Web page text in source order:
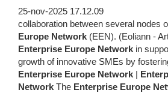
25-nov-2025 17.12.09
collaboration between several nodes
Europe Network (EEN). (Eoliann -
Enterprise Europe Network in
growth of innovative SMEs by
Enterprise Europe Network |
Network The Enterprise Europe